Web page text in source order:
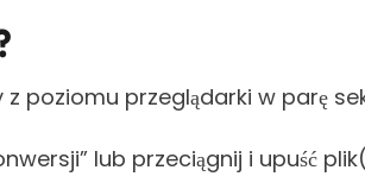
poziomu przeglądarki w parę
lub przeciągnij i upuść